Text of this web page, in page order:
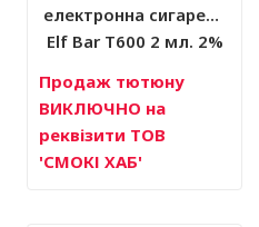
електронна сигарета
Elf Bar T600 2 мл. 2%
Продаж тютюну
ВИКЛЮЧНО на
реквізити ТОВ
'СМОКІ ХАБ'